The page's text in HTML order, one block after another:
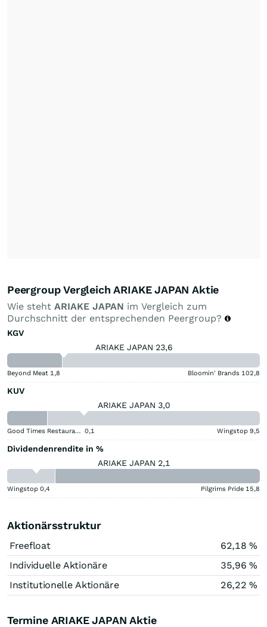
Peergroup Vergleich ARIAKE JAPAN Aktie
Wie steht ARIAKE JAPAN im Vergleich zum
Durchschnitt der entsprechenden Peergroup?
KGV
ARIAKE JAPAN 23,6
Beyond Meat 1,8 Bloomin' Brands 102,8
KUV
ARIAKE JAPAN 3,0
Good Times Restaurants 0,1 Wingstop 9,5
Dividendenrendite in %
ARIAKE JAPAN 2,1
Wingstop 0,4 Pilgrims Pride 15,8
Aktionärsstruktur
Freefloat
62,18 %
Individuelle Aktionäre
35,96 %
Institutionelle Aktionäre
26,22 %
Termine ARIAKE JAPAN Aktie